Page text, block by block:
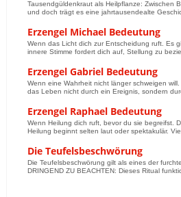
Tausendgüldenkraut als Heilpflanze: Zwischen
und doch trägt es eine jahrtausendealte
Erzengel Michael Bedeutung
Wenn das Licht dich zur Entscheidung ruft. Es
innere Stimme fordert dich auf, Stellung zu
Erzengel Gabriel Bedeutung
Wenn eine Wahrheit nicht länger schweigen
das Leben nicht durch ein Ereignis, sondern
Erzengel Raphael Bedeutung
Wenn Heilung dich ruft, bevor du sie begreifst.
Heilung beginnt selten laut oder spektakulär.
Die Teufelsbeschwörung
Die Teufelsbeschwörung gilt als eines der
DRINGEND ZU BEACHTEN: Dieses Ritual